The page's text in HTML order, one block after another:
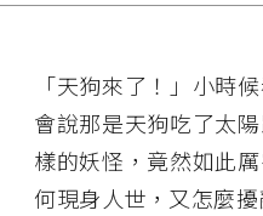
「天狗來了！」小時
會說那是天狗吃了太
樣的妖怪，竟然如此
何現身人世，又怎麼擾